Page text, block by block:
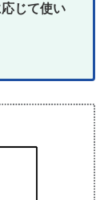
じて使い